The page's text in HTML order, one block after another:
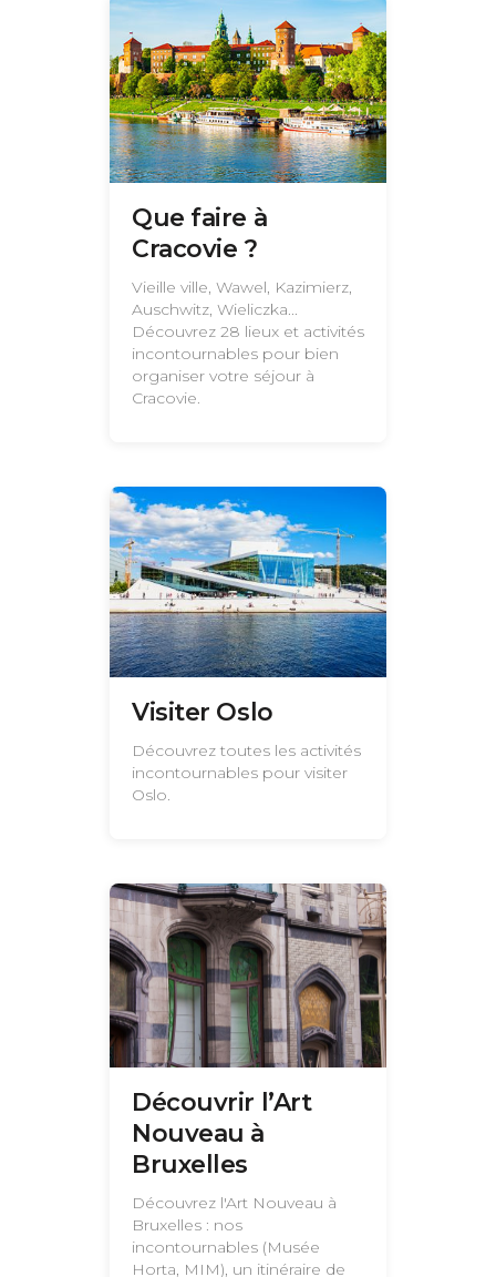
Que faire à
Cracovie ?
Vieille ville, Wawel, Kazimierz,
Auschwitz, Wieliczka...
Découvrez 28 lieux et activités
incontournables pour bien
organiser votre séjour à
Cracovie.
Visiter Oslo
Découvrez toutes les activités
incontournables pour visiter
Oslo.
Découvrir l’Art
Nouveau à
Bruxelles
Découvrez l'Art Nouveau à
Bruxelles : nos
incontournables (Musée
Horta, MIM), un itinéraire de